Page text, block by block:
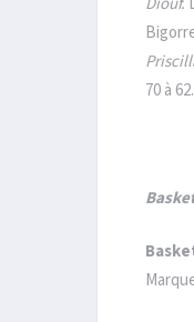
70 à 62.